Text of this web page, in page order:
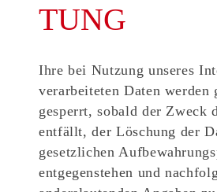
TUNG
Ihre bei Nutzung unseres
verarbeiteten Daten werden
gesperrt, sobald der Zweck
entfällt, der Löschung der
gesetzlichen
entgegenstehen und